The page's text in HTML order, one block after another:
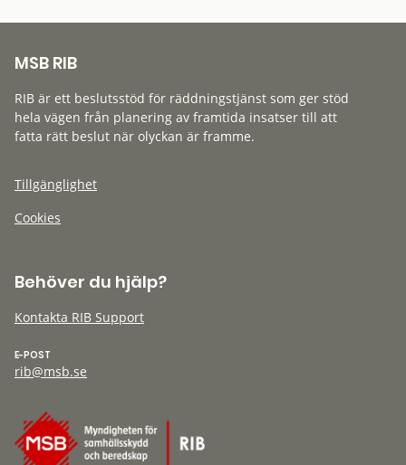
MSB RIB
RIB är ett beslutsstöd för räddningstjänst som ger stöd
hela vägen från planering av framtida insatser till att
fatta rätt beslut när olyckan är framme.
Tillgänglighet
Cookies
Behöver du hjälp?
Kontakta RIB Support
E-POST
rib@msb.se